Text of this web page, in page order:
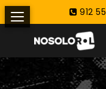
912